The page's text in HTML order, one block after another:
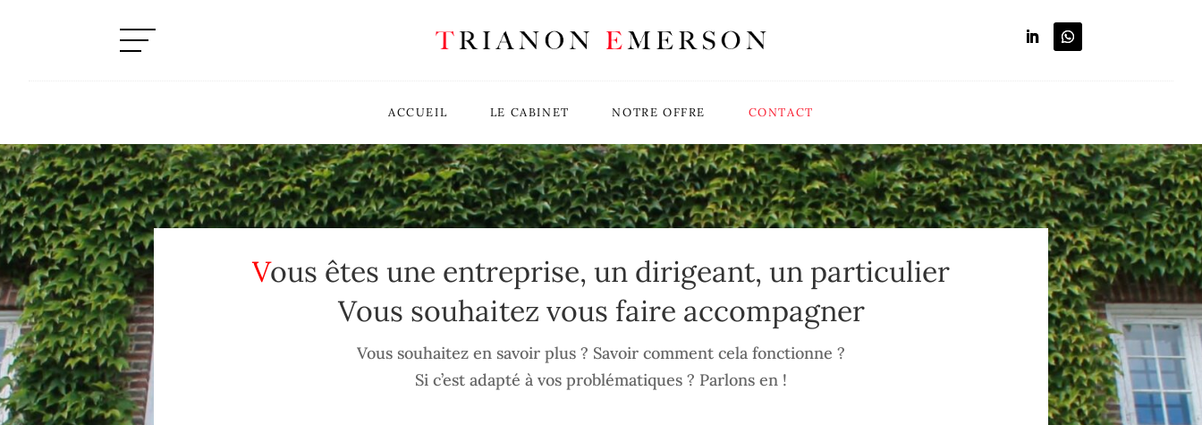
ACCUEIL LE CABINET NOTRE OFFRE CONTACT
Vous êtes une entreprise, un dirigeant, un particulier
Vous souhaitez vous faire accompagner
Vous souhaitez en savoir plus ? Savoir comment cela fonctionne ?
Si c’est adapté à vos problématiques ? Parlons en !